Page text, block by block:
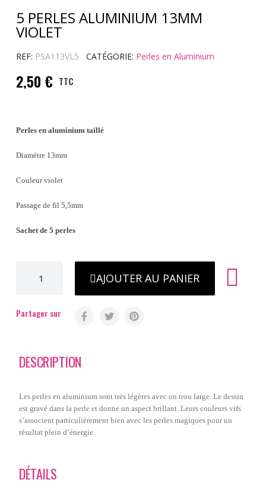
5 PERLES ALUMINIUM 13MM
VIOLET
REF PSA113VL5 CATÉGORIE Perles en Aluminium
2,50 € TTC
Perles en aluminium taillé
Diamètre 13mm
Couleur violet
Passage de fil 5,5mm
Sachet de 5 perles
AJOUTER AU PANIER
Partager sur
DESCRIPTION
Les perles en aluminium sont très légères avec un trou large. Le dessin
est gravé dans la perle et donne un aspect brillant. Leurs couleurs vifs
s’associent particulièrement bien avec les perles magiques pour un
résultat plein d’énergie.
DÉTAILS